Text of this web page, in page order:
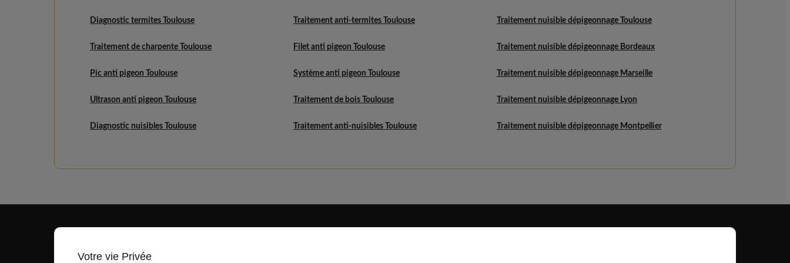
Diagnostic termites Toulouse Traitement anti-termites Toulouse
Traitement de charpente Toulouse Filet anti pigeon Toulouse
Pic anti pigeon Toulouse Système anti pigeon Toulouse
Ultrason anti pigeon Toulouse Traitement de bois Toulouse
Diagnostic nuisibles Toulouse Traitement anti-nuisibles Toulouse
Traitement nuisible dépigeonnage Toulouse
Traitement nuisible dépigeonnage Bordeaux
Traitement nuisible dépigeonnage Marseille
Traitement nuisible dépigeonnage Lyon
Traitement nuisible dépigeonnage Montpellier
Votre vie Privée